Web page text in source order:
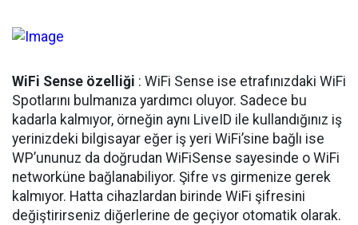
WiFi Sense özelliği : WiFi Sense ise etrafınızdaki WiFi
Spotlarını bulmanıza yardımcı oluyor. Sadece bu
kadarla kalmıyor, örneğin aynı LiveID ile kullandığınız iş
yerinizdeki bilgisayar eğer iş yeri WiFi’sine bağlı ise
WP’ununuz da doğrudan WiFiSense sayesinde o WiFi
networküne bağlanabiliyor. Şifre vs girmenize gerek
kalmıyor. Hatta cihazlardan birinde WiFi şifresini
değiştirirseniz diğerlerine de geçiyor otomatik olarak.